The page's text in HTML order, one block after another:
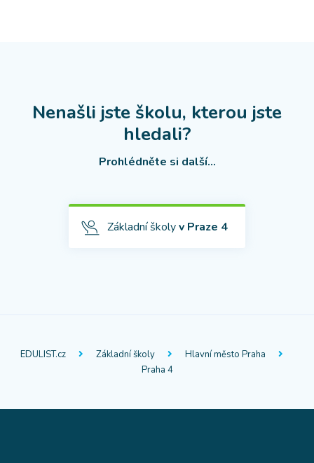
Nenašli jste školu, kterou jste
hledali?
Prohlédněte si další...
Základní školyv Praze 4
EDULIST.cz Základní školy
Hlavní město Praha
Praha 4